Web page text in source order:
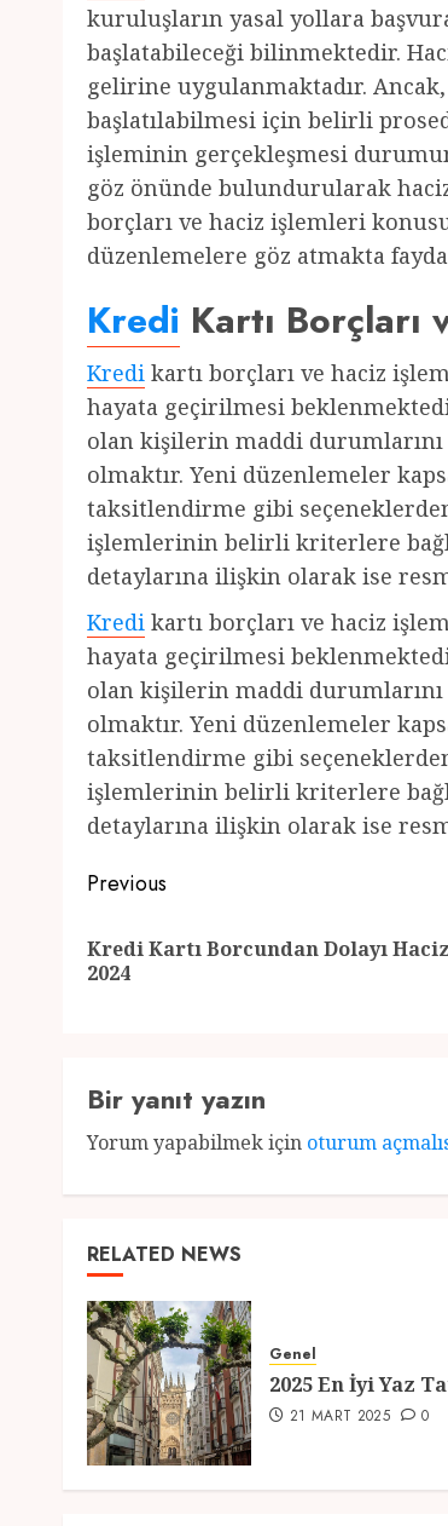
kuruluşların yasal yollara
başlatabileceği bilinmektedir.
gelirine uygulanmaktadır. Ancak,
başlatılabilmesi için belirli
işleminin gerçekleşmesi
göz önünde bulundurularak
borçları ve haciz işlemleri
düzenlemelere göz atmakta
Kredi Kartı Borçları
Kredi kartı borçları ve haciz
hayata geçirilmesi
olan kişilerin maddi
olmaktır. Yeni düzenlemeler
taksitlendirme gibi
işlemlerinin belirli kriterlere
detaylarına ilişkin olarak ise
Kredi kartı borçları ve haciz
hayata geçirilmesi
olan kişilerin maddi
olmaktır. Yeni düzenlemeler
taksitlendirme gibi
işlemlerinin belirli kriterlere
detaylarına ilişkin olarak ise
Post
navigation
Previous
Kredi Kartı Borcundan Dolayı
2024
Bir yanıt yazın
Yorum yapabilmek için oturum
RELATED NEWS
Genel
2025 En İyi Yaz
21 MART 2025 0